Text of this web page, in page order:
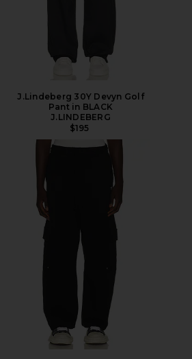
J.Lindeberg 30Y Devyn Golf
Pant in BLACK
J.LINDEBERG
$195